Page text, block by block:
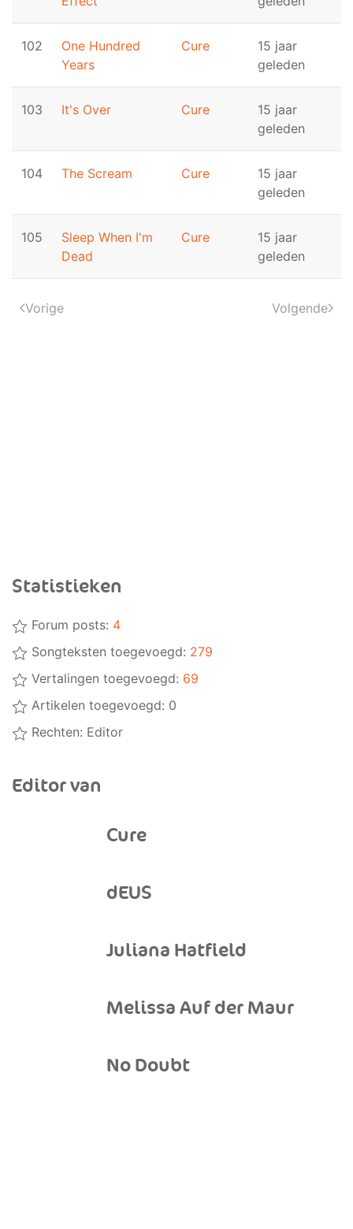
102
One Hundred
Years
Cure
15 jaar
geleden
103 It's Over Cure
15 jaar
geleden
104 The Scream Cure
15 jaar
geleden
105
Sleep When I'm
Dead
Cure
15 jaar
geleden
Vorige Volgende
Statistieken
Forum posts: 4
Songteksten toegevoegd: 279
Vertalingen toegevoegd: 69
Artikelen toegevoegd: 0
Rechten: Editor
Editor van
Cure
dEUS
Juliana Hatfield
Melissa Auf der Maur
No Doubt